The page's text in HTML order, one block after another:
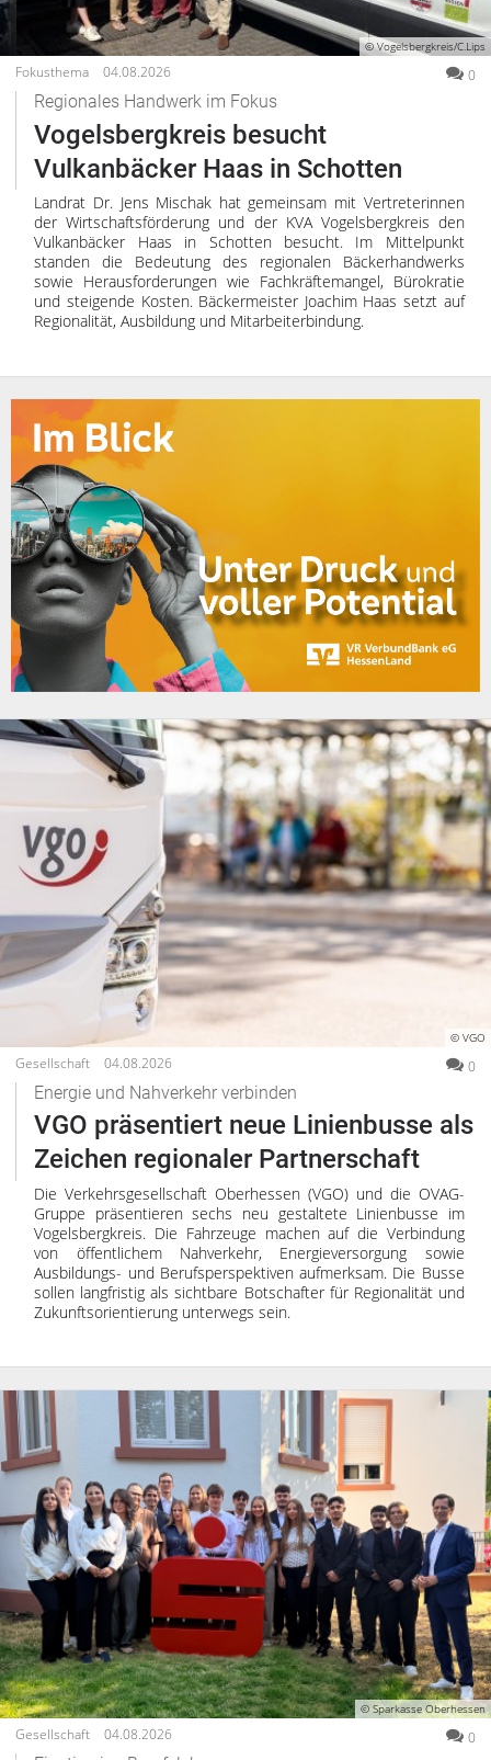
© Vogelsbergkreis/C.Lips
Fokusthema 04.08.2026 0
Regionales Handwerk im Fokus
Vogelsbergkreis besucht
Vulkanbäcker Haas in Schotten
Landrat Dr. Jens Mischak hat gemeinsam mit Vertreterinnen
der Wirtschaftsförderung und der KVA Vogelsbergkreis den
Vulkanbäcker Haas in Schotten besucht. Im Mittelpunkt
standen die Bedeutung des regionalen Bäckerhandwerks
sowie Herausforderungen wie Fachkräftemangel, Bürokratie
und steigende Kosten. Bäckermeister Joachim Haas setzt auf
Regionalität, Ausbildung und Mitarbeiterbindung.
© VGO
Gesellschaft 04.08.2026 0
Energie und Nahverkehr verbinden
VGO präsentiert neue Linienbusse als
Zeichen regionaler Partnerschaft
Die Verkehrsgesellschaft Oberhessen (VGO) und die OVAG-
Gruppe präsentieren sechs neu gestaltete Linienbusse im
Vogelsbergkreis. Die Fahrzeuge machen auf die Verbindung
von öffentlichem Nahverkehr, Energieversorgung sowie
Ausbildungs- und Berufsperspektiven aufmerksam. Die Busse
sollen langfristig als sichtbare Botschafter für Regionalität und
Zukunftsorientierung unterwegs sein.
© Sparkasse Oberhessen
Gesellschaft 04.08.2026 0